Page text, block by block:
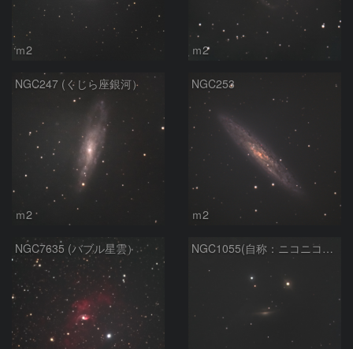
ｍ2 ｍ2
NGC247 (くじら座銀河）
ｍ2
NGC253
ｍ2
NGC7635 (バブル星雲） NGC1055(自称：ニコニコマーク銀河）